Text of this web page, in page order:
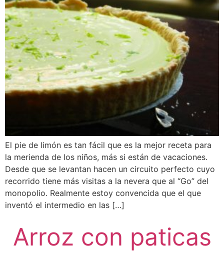
El pie de limón es tan fácil que es la mejor receta para
la merienda de los niños, más si están de vacaciones.
Desde que se levantan hacen un circuito perfecto cuyo
recorrido tiene más visitas a la nevera que al “Go” del
monopolio. Realmente estoy convencida que el que
inventó el intermedio en las […]
Arroz con paticas